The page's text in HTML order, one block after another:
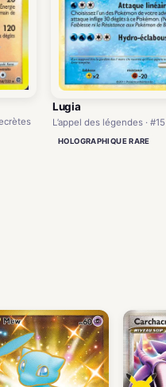
Lugia
L’appel des légendes · #15
HOLOGRAPHIQUE RARE